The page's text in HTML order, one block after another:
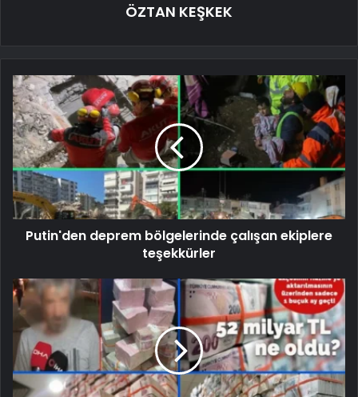
ÖZTAN KEŞKEK
Putin'den deprem bölgelerinde çalışan ekiplere
teşekkürler